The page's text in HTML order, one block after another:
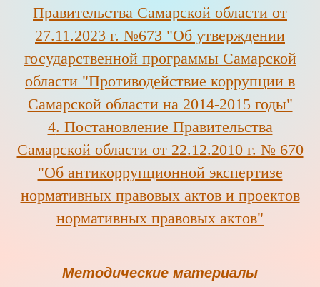
Правительства Самарской области от
27.11.2023 г. №673 "Об утверждении
государственной программы Самарской
области "Противодействие коррупции в
Самарской области на 2014-2015 годы"
4. Постановление Правительства
Самарской области от 22.12.2010 г. № 670
"Об антикоррупционной экспертизе
нормативных правовых актов и проектов
нормативных правовых актов"
Методические материалы